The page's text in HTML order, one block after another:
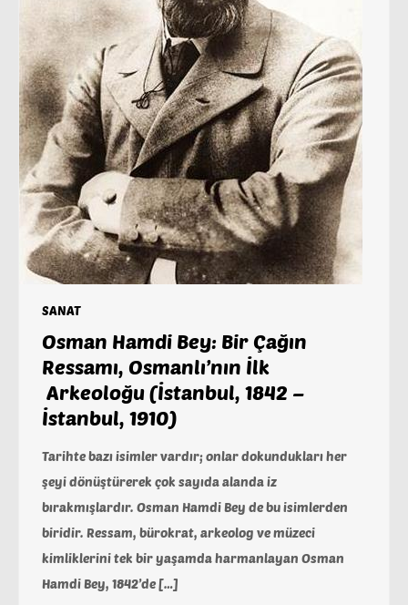
SANAT
Osman Hamdi Bey: Bir Çağın
Ressamı, Osmanlı’nın İlk
Arkeoloğu (İstanbul, 1842 –
İstanbul, 1910)
Tarihte bazı isimler vardır; onlar dokundukları her
şeyi dönüştürerek çok sayıda alanda iz
bırakmışlardır. Osman Hamdi Bey de bu isimlerden
biridir. Ressam, bürokrat, arkeolog ve müzeci
kimliklerini tek bir yaşamda harmanlayan Osman
Hamdi Bey, 1842’de […]